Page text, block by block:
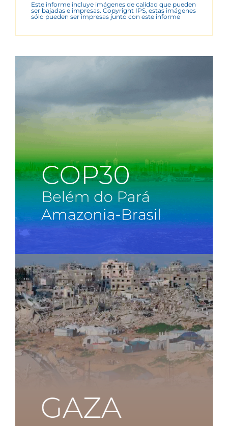
Este informe incluye imágenes de calidad que pueden
ser bajadas e impresas. Copyright IPS, estas imágenes
sólo pueden ser impresas junto con este informe